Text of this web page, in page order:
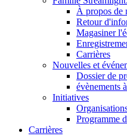
À propos de
Retour
Magasiner
Carrières
Nouvelles et
Dossier de
évènements
Initiatives
Programme
Carrières